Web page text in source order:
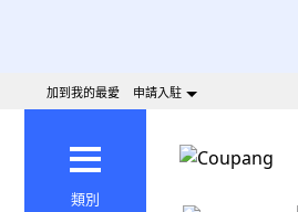
加到我的最愛 申請入駐
類別